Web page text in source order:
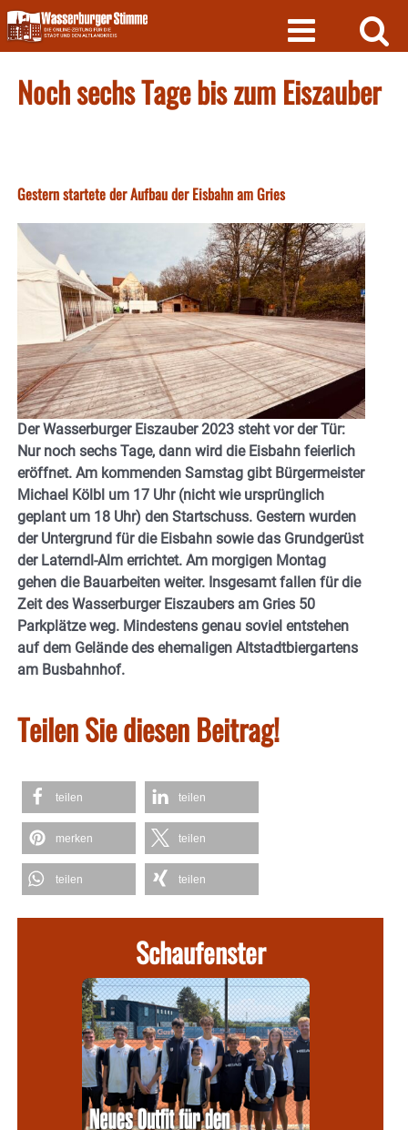
Skip
to
content
Noch sechs Tage bis zum Eiszauber
Gestern startete der Aufbau der Eisbahn am Gries
Der Wasserburger Eiszauber 2023 steht vor der Tür:
Nur noch sechs Tage, dann wird die Eisbahn feierlich
eröffnet. Am kommenden Samstag gibt Bürgermeister
Michael Kölbl um 17 Uhr (nicht wie ursprünglich
geplant um 18 Uhr) den Startschuss. Gestern wurden
der Untergrund für die Eisbahn sowie das Grundgerüst
der Laterndl-Alm errichtet. Am morgigen Montag
gehen die Bauarbeiten weiter. Insgesamt fallen für die
Zeit des Wasserburger Eiszaubers am Gries 50
Parkplätze weg. Mindestens genau soviel entstehen
auf dem Gelände des ehemaligen Altstadtbiergartens
am Busbahnhof.
Teilen Sie diesen Beitrag!
teilen teilen
merken teilen
teilen teilen
Schaufenster